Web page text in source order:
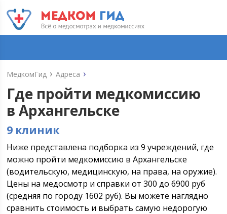
МедкомГид Адреса
Где пройти медкомиссию
в Архангельске
9 клиник
Ниже представлена подборка из 9 учреждений, где
можно пройти медкомиссию в Архангельске
(водительскую, медицинскую, на права, на оружие).
Цены на медосмотр и справки от 300 до 6900 руб
(средняя по городу 1602 руб). Вы можете наглядно
сравнить стоимость и выбрать самую недорогую